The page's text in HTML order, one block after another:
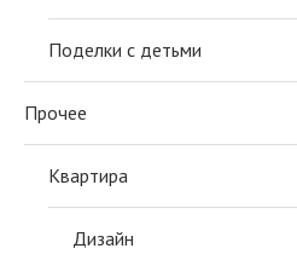
Поделки с детьми
Прочее
Квартира
Дизайн